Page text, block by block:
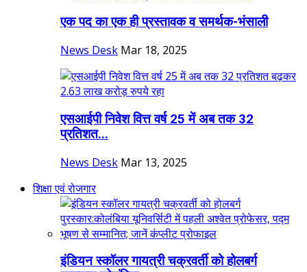
एक पद का एक ही प्रस्तावक व समर्थक-भंसाली
News Desk Mar 18, 2025
एसआईपी निवेश वित्त वर्ष 25 में अब तक 32
प्रतिशत...
News Desk Mar 13, 2025
शिक्षा एवं रोजगार
इंडियन स्कॉलर गायत्री चक्रवर्ती को होलबर्ग